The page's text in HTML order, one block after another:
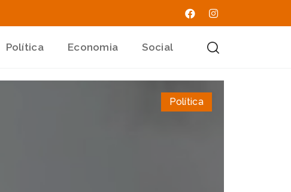
Política Economia Social
Política